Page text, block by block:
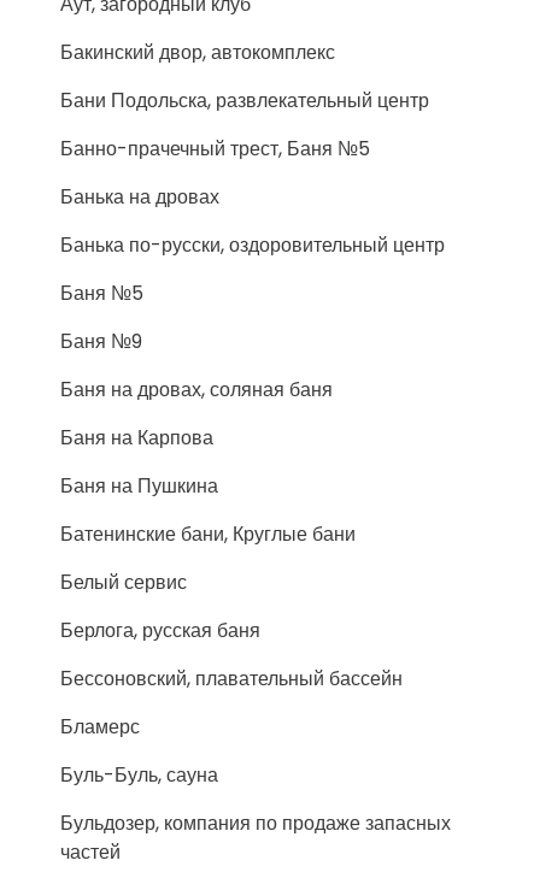
Бакинский двор, автокомплекс
Бани Подольска, развлекательный центр
Банно-прачечный трест, Баня №5
Банька на дровах
Банька по-русски, оздоровительный центр
Баня №5
Баня №9
Баня на дровах, соляная баня
Баня на Карпова
Баня на Пушкина
Батенинские бани, Круглые бани
Белый сервис
Берлога, русская баня
Бессоновский, плавательный бассейн
Бламерс
Буль-Буль, сауна
Бульдозер, компания по продаже запасных
частей